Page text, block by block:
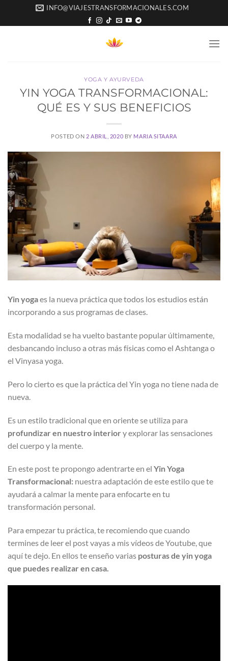
INFO@VIAJESTRANSFORMACIONALES.COM
YOGA Y AYURVEDA
YIN YOGA TRANSFORMACIONAL:
QUÉ ES Y SUS BENEFICIOS
POSTED ON 2 ABRIL, 2020 BY MARIA SITAARA
Yin yogaes la nueva práctica que todos los estudios están
incorporando a sus programas de clases.
Esta modalidad se ha vuelto bastante popular últimamente,
desbancando incluso a otras más físicas como el Ashtanga o
el Vinyasa yoga.
Pero lo cierto es que la práctica del Yin yoga no tiene nada de
nueva.
Es un estilo tradicional que en oriente se utiliza para
profundizar en nuestro interior y explorar las sensaciones
del cuerpo y la mente.
En este post te propongo adentrarte en el Yin Yoga
Transformacional: nuestra adaptación de este estilo que te
ayudará a calmar la mente para enfocarte en tu
transformación personal.
Para empezar tu práctica, te recomiendo que cuando
termines de leer el post vayas a mis vídeos de Youtube, que
aquí te dejo. En ellos te enseño varias posturas de yin yoga
que puedes realizar en casa.